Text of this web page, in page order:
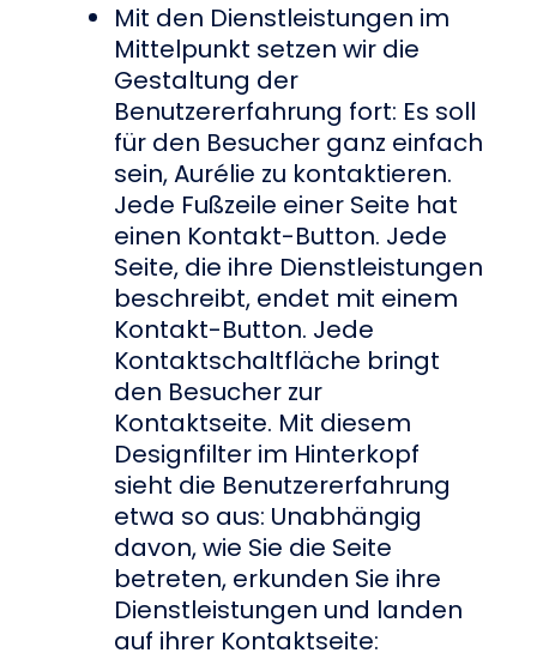
Mit den Dienstleistungen im
Mittelpunkt setzen wir die
Gestaltung der
Benutzererfahrung fort: Es soll
für den Besucher ganz einfach
sein, Aurélie zu kontaktieren.
Jede Fußzeile einer Seite hat
einen Kontakt-Button. Jede
Seite, die ihre Dienstleistungen
beschreibt, endet mit einem
Kontakt-Button. Jede
Kontaktschaltfläche bringt
den Besucher zur
Kontaktseite. Mit diesem
Designfilter im Hinterkopf
sieht die Benutzererfahrung
etwa so aus: Unabhängig
davon, wie Sie die Seite
betreten, erkunden Sie ihre
Dienstleistungen und landen
auf ihrer Kontaktseite: